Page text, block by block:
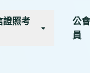
證照考
公
員